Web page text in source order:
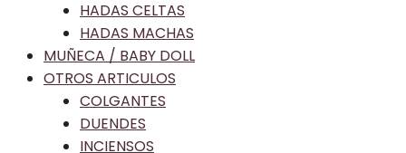
HADAS CELTAS
HADAS MACHAS
MUÑECA / BABY DOLL
OTROS ARTICULOS
COLGANTES
DUENDES
INCIENSOS